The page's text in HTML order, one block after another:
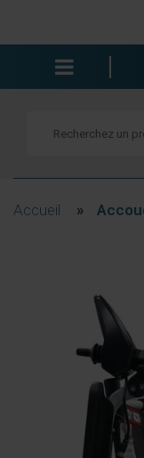
Fauteuils roulants
Pièces de rechange
Accueil »